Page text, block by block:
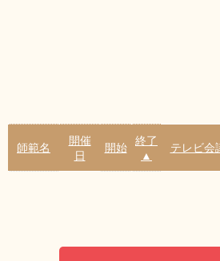
師範名
開催
日
開始
終了
▲
テレビ会